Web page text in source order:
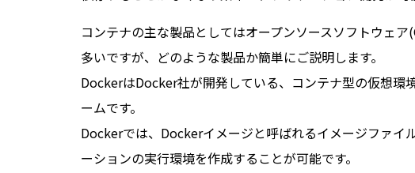
コンテナの主な製品としてはオープンソースソフトウェ
多いですが、どのような製品か簡単にご説明します。
DockerはDocker社が開発している、コンテナ型の仮想環
ームです。
Dockerでは、Dockerイメージと呼ばれるイメージファイ
ーションの実行環境を作成することが可能です。